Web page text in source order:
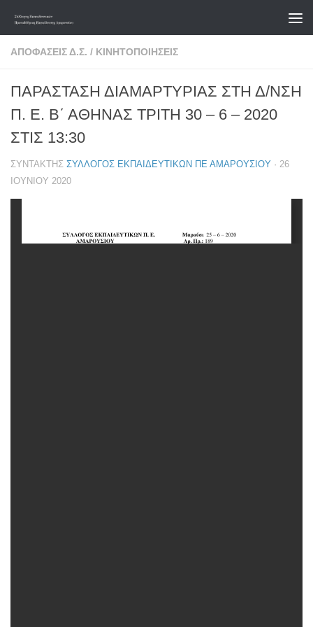
Skip to content
ΑΠΟΦΆΣΕΙΣ Δ.Σ. / ΚΙΝΗΤΟΠΟΙΉΣΕΙΣ
ΠΑΡΑΣΤΑΣΗ ΔΙΑΜΑΡΤΥΡΙΑΣ ΣΤΗ Δ/ΝΣΗ
Π. Ε. Β΄ ΑΘΗΝΑΣ ΤΡΙΤΗ 30 – 6 – 2020
ΣΤΙΣ 13:30
ΣΥΝΤΆΚΤΗΣ ΣΎΛΛΟΓΟΣ ΕΚΠΑΙΔΕΥΤΙΚΏΝ ΠΕ ΑΜΑΡΟΥΣΊΟΥ · 26
ΙΟΥΝΊΟΥ 2020